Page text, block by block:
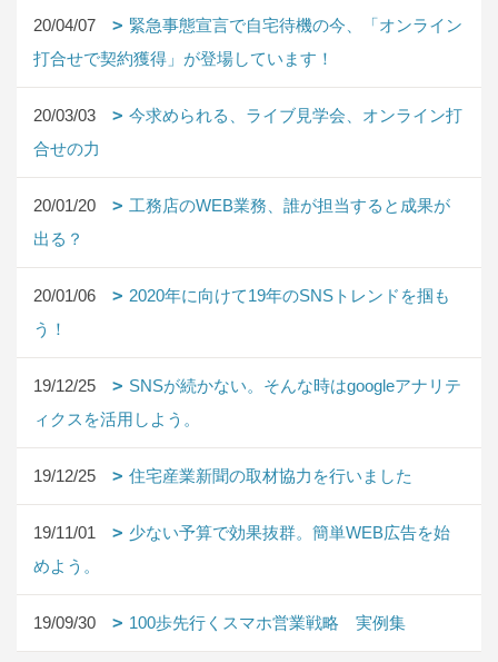
20/04/07
緊急事態宣言で自宅待機の今、「オンライン
打合せで契約獲得」が登場しています！
20/03/03
今求められる、ライブ見学会、オンライン打
合せの力
20/01/20
工務店のWEB業務、誰が担当すると成果が
出る？
20/01/06
2020年に向けて19年のSNSトレンドを掴も
う！
19/12/25
SNSが続かない。そんな時はgoogleアナリテ
ィクスを活用しよう。
19/12/25 住宅産業新聞の取材協力を行いました
19/11/01
少ない予算で効果抜群。簡単WEB広告を始
めよう。
19/09/30 100歩先行くスマホ営業戦略 実例集